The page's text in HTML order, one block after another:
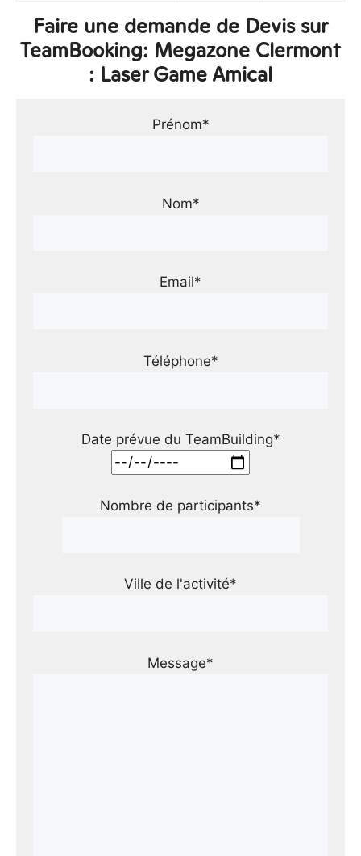
Faire une demande de Devis sur
TeamBooking: Megazone Clermont
: Laser Game Amical
Prénom*
Nom*
Email*
Téléphone*
Date prévue du TeamBuilding*
Nombre de participants*
Ville de l'activité*
Message*